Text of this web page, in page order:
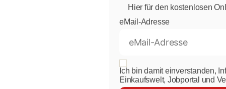
Hier für den kostenlosen
eMail-Adresse
Ich bin damit einverstanden,
Einkaufswelt, Jobportal und